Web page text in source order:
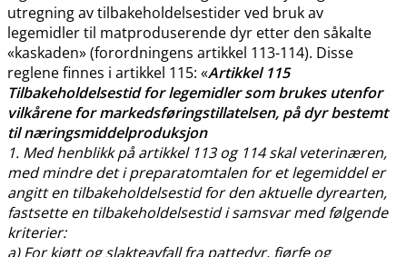
utregning av tilbakeholdelsestider ved bruk av
legemidler til matproduserende dyr etter den såkalte
«kaskaden» (forordningens artikkel 113-114). Disse
reglene finnes i artikkel 115: «Artikkel 115
Tilbakeholdelsestid for legemidler som brukes utenfor
vilkårene for markedsføringstillatelsen, på dyr bestemt
til næringsmiddelproduksjon
1. Med henblikk på artikkel 113 og 114 skal veterinæren,
med mindre det i preparatomtalen for et legemiddel er
angitt en tilbakeholdelsestid for den aktuelle dyrearten,
fastsette en tilbakeholdelsestid i samsvar med følgende
kriterier:
a) For kjøtt og slakteavfall fra pattedyr, fjørfe og